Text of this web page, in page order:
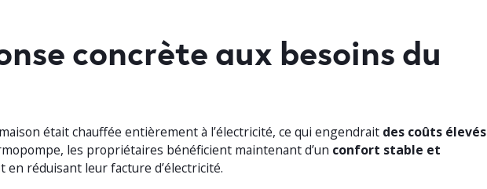
concrète aux besoins du
était chauffée entièrement à l’électricité, ce qui engendrait des coûts élevés
les propriétaires bénéficient maintenant d’un confort stable et
en réduisant leur facture d’électricité.